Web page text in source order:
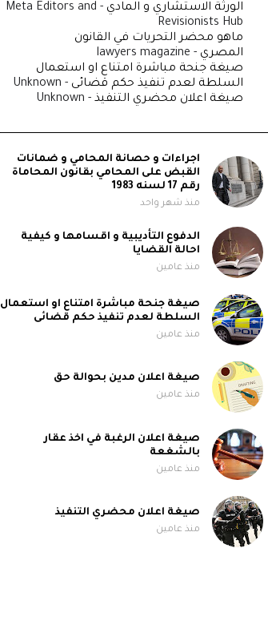
الورثة الاستشاري و المادي
- Meta Editors and
Revisionists Hub
ماهو محضر التحريات في القانون
المصري - lawyers magazine
صيغة جنحة مباشرة امتناع او استعمال
السلطة لعدم تنفيذ حكم قضائى - Unknown
صيغة اعلان محضري التنفيذ - Unknown
اجراءات و حصانة المحامي و ضمانات
القبض على المحامي بقانون المحاماة
رقم 17 لسنه 1983
منذ شهر واحد
الدفوع التأديبية و اقسامها و كيفية
احالة القضايا
منذ عامين
صيغة جنحة مباشرة امتناع او استعمال
السلطة لعدم تنفيذ حكم قضائى
منذ عامين
صيغة اعلان مدين بحوالة حق
منذ عامين
صيغة اعلان الرغبة في اخذ عقار
بالشغعة
منذ عامين
صيغة اعلان محضري التنفيذ
منذ عامين